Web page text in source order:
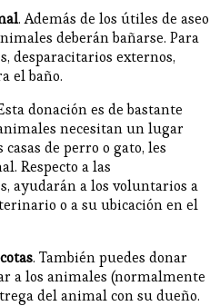
. Además de los útiles de aseo
deberán bañarse. Para
desparacitarios externos,
el baño.
donación es de bastante
necesitan un lugar
de perro o gato, les
Respecto a las
ayudarán a los voluntarios a
o a su ubicación en el
. También puedes donar
a los animales (normalmente
del animal con su dueño.